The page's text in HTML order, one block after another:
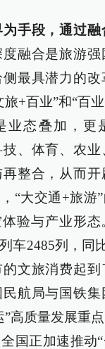
为手段，通过
融合是旅游
最具潜力的
+百业”和“百
业态叠加，更
、体育、农
整合，从而
“大交通+旅游
验与产业形态
车2485列，同
文旅消费起
航局与国铁
”高质量发展重
国正加速推动